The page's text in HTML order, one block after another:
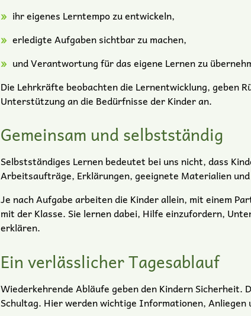
ihr eigenes Lerntempo zu entwickeln,
erledigte Aufgaben sichtbar zu machen,
und Verantwortung für das eigene Lernen zu
Die Lehrkräfte beobachten die Lernentwicklung, geben
Unterstützung an die Bedürfnisse der Kinder an.
Gemeinsam und selbstständig
Selbstständiges Lernen bedeutet bei uns nicht, dass
Arbeitsaufträge, Erklärungen, geeignete Materialien
Je nach Aufgabe arbeiten die Kinder allein, mit einem
mit der Klasse. Sie lernen dabei, Hilfe einzufordern,
erklären.
Ein verlässlicher Tagesablauf
Wiederkehrende Abläufe geben den Kindern Sicherheit.
Schultag. Hier werden wichtige Informationen, Anliegen